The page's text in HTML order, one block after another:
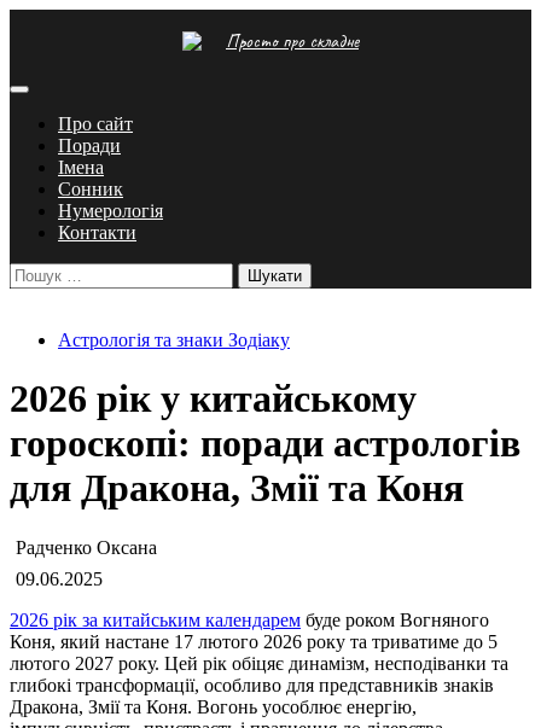
Просто про складне
Про сайт
Поради
Імена
Сонник
Нумерологія
Контакти
Пошук:
Астрологія та знаки Зодіаку
2026 рік у китайському
гороскопі: поради астрологів
для Дракона, Змії та Коня
Радченко Оксана
09.06.2025
2026 рік за китайським календарем буде роком Вогняного
Коня, який настане 17 лютого 2026 року та триватиме до 5
лютого 2027 року. Цей рік обіцяє динамізм, несподіванки та
глибокі трансформації, особливо для представників знаків
Дракона, Змії та Коня. Вогонь уособлює енергію,